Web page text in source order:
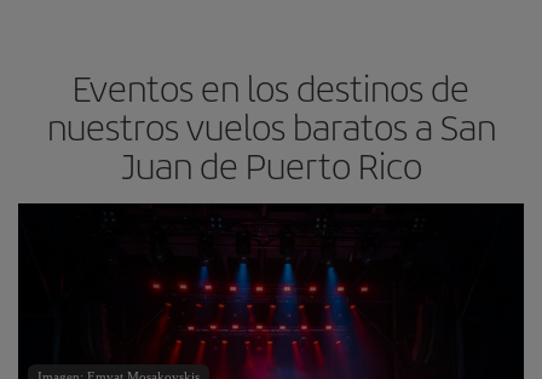
Eventos en los destinos de
nuestros vuelos baratos a San
Juan de Puerto Rico